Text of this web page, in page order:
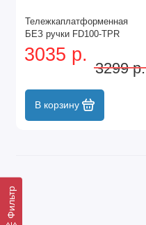
Фильтр
Тележкаплатформенная
БЕЗ ручки FD100-TPR
3035 р.
3299 р.
В корзину